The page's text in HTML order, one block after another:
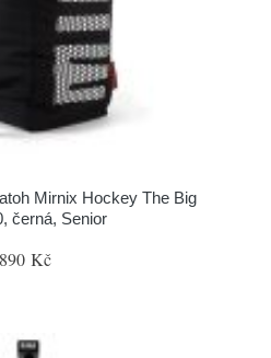
Mirnix Hockey The Big
černá, Senior
Kč